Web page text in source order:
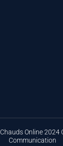
Online 2024
Communication